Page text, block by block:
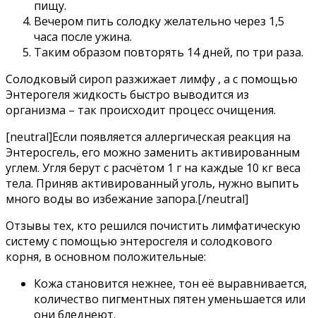
пищу.
Вечером пить солодку желательно через 1,5
часа после ужина.
Таким образом повторять 14 дней, по три раза.
Солодковый сироп разжижает лимфу , а с помощью
Энтерогеля жидкость быстро выводится из
организма – так происходит процесс очищения.
[neutral]Если появляется аллергическая реакция на
Энтеросгель, его можно заменить активированным
углем. Угля берут с расчётом 1 г на каждые 10 кг веса
тела. Приняв активированный уголь, нужно выпить
много воды во избежание запора.[/neutral]
Отзывы тех, кто решился почистить лимфатическую
систему с помощью энтеросгеля и солодкового
корня, в основном положительные:
Кожа становится нежнее, тон её выравнивается,
количество пигментных пятен уменьшается или
они бледнеют.